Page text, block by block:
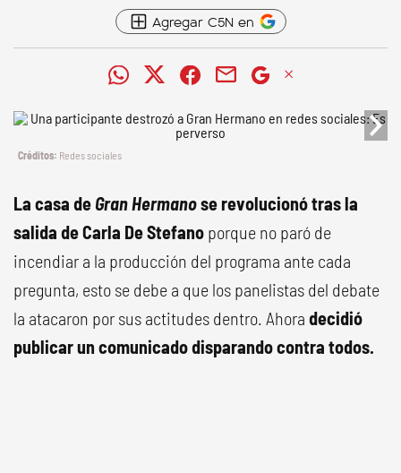
Agregar C5N en
Redes sociales
La casa de Gran Hermanose revolucionó tras la
salida de Carla De Stefano porque no paró de
incendiar a la producción del programa ante cada
pregunta, esto se debe a que los panelistas del debate
la atacaron por sus actitudes dentro. Ahora decidió
publicar un comunicado disparando contra todos.